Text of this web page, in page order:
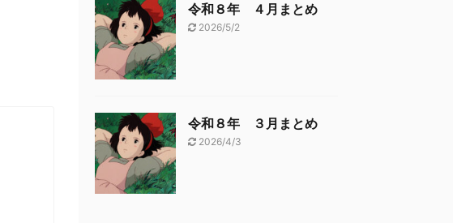
令和８年 ４月まとめ
2026/5/2
令和８年 ３月まとめ
2026/4/3